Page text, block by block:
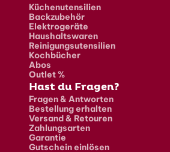
Küchenutensilien
Backzubehör
Elektrogeräte
Haushaltswaren
Reinigungsutensilien
Kochbücher
Abos
Outlet %
Hast du Fragen?
Fragen & Antworten
Bestellung erhalten
Versand & Retouren
Zahlungsarten
Garantie
Gutschein einlösen